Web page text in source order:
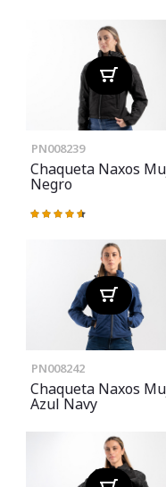
PN008239
Chaqueta Naxos
Negro
Valoración:
PN008242
Chaqueta Naxos
Azul Navy